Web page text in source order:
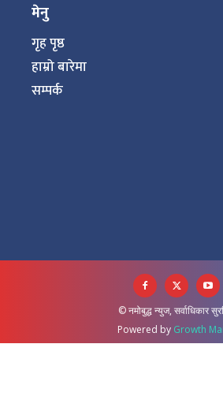
मेनु
गृह पृष्ठ
हाम्रो बारेमा
सम्पर्क
© नमोबुद्ध न्युज, सर्वाधिकार
Powered by Growth